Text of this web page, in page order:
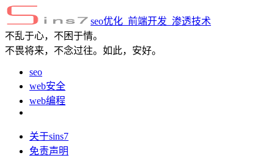
seo优化_前端开发_渗透技术
不乱于心，不困于情。
不畏将来，不念过往。如此，安好。
seo
web安全
web编程
关于sins7
免责声明